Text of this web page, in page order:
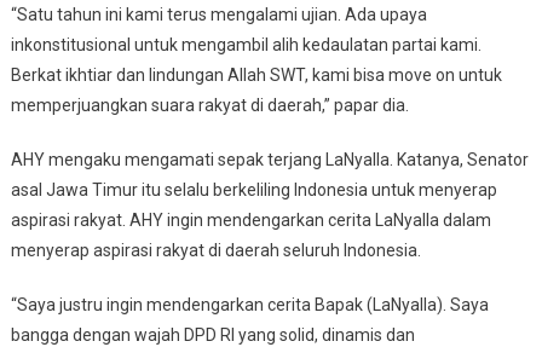
“Satu tahun ini kami terus mengalami ujian. Ada upaya
inkonstitusional untuk mengambil alih kedaulatan partai kami.
Berkat ikhtiar dan lindungan Allah SWT, kami bisa move on untuk
memperjuangkan suara rakyat di daerah,” papar dia.
AHY mengaku mengamati sepak terjang LaNyalla. Katanya, Senator
asal Jawa Timur itu selalu berkeliling Indonesia untuk menyerap
aspirasi rakyat. AHY ingin mendengarkan cerita LaNyalla dalam
menyerap aspirasi rakyat di daerah seluruh Indonesia.
“Saya justru ingin mendengarkan cerita Bapak (LaNyalla). Saya
bangga dengan wajah DPD RI yang solid, dinamis dan